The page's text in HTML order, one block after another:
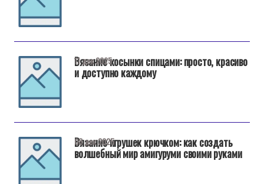
Вязание косынки спицами: просто, красиво
и доступно каждому
11 дек 2025
Вязание игрушек крючком: как создать
волшебный мир амигуруми своими руками
08 дек 2025